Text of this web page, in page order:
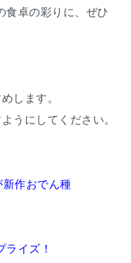
食卓の彩りに、ぜひ
します。
うにしてください。
作おでん種
イズ！